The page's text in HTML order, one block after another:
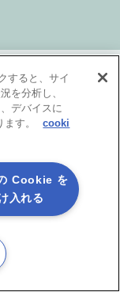
すると、サイ
を分析し、
デバイスに
ます。
cooki
Cookie を
入れる